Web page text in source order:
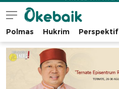
Okebaik.id
Baiknya Dibaca
Polmas Hukrim Perspektif